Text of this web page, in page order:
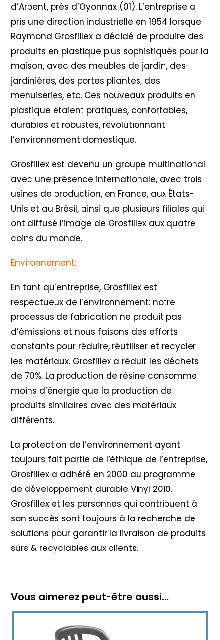
d’Arbent, près d’Oyonnax (01). L’entreprise a
pris une direction industrielle en 1954 lorsque
Raymond Grosfillex a décidé de produire des
produits en plastique plus sophistiqués pour la
maison, avec des meubles de jardin, des
jardinières, des portes pliantes, des
menuiseries, etc. Ces nouveaux produits en
plastique étaient pratiques, confortables,
durables et robustes, révolutionnant
l’environnement domestique.
Grosfillex est devenu un groupe multinational
avec une présence internationale, avec trois
usines de production, en France, aux États-
Unis et au Brésil, ainsi que plusieurs filiales qui
ont diffusé l’image de Grosfillex aux quatre
coins du monde.
Environnement:
En tant qu’entreprise, Grosfillex est
respectueux de l’environnement: notre
processus de fabrication ne produit pas
d’émissions et nous faisons des efforts
constants pour réduire, réutiliser et recycler
les matériaux. Grosfillex a réduit les déchets
de 70%. La production de résine consomme
moins d’énergie que la production de
produits similaires avec des matériaux
différents.
La protection de l’environnement ayant
toujours fait partie de l’éthique de l’entreprise,
Grosfillex a adhéré en 2000 au programme
de développement durable Vinyl 2010.
Grosfillex et les personnes qui contribuent à
son succès sont toujours à la recherche de
solutions pour garantir la livraison de produits
sûrs & recyclables aux clients.
Vous aimerez peut-être aussi…